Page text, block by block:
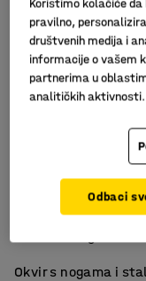
Okvir s nogama i
Koristimo kolačiće
pravilno,
društvenih medija i
informacije o vašem
partnerima u
analitičkih aktivnosti.
Odbaci